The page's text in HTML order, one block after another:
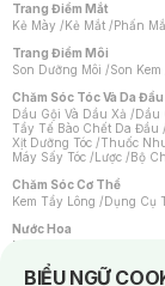
Trang Điểm Mắt
Kẻ Mày /Kẻ Mắt /Phấn
Trang Điểm Môi
Son Dưỡng Môi /Son
Chăm Sóc Tóc Và Da Đầu
Dầu Gội Và Dầu Xả /Dầu
Tẩy Tế Bào Chết Da Đầu /
Xịt Dưỡng Tóc /Thuốc
Máy Sấy Tóc /Lược /Bộ
Chăm Sóc Cơ Thể
Kem Tẩy Lông /Dụng Cụ
Nước Hoa
Nước Hoa Nữ
BIỂU NGỮ
Notice about